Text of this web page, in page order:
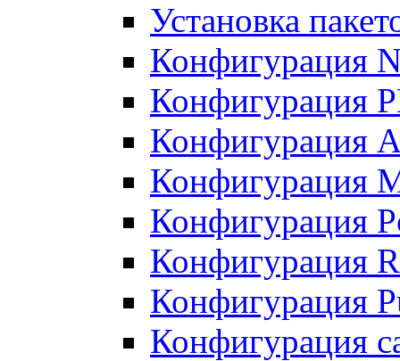
Установка
Конфигурация
Конфигурация
Конфигурация
Конфигурация
Конфигурация
Конфигурация
Конфигурация
Конфигурация